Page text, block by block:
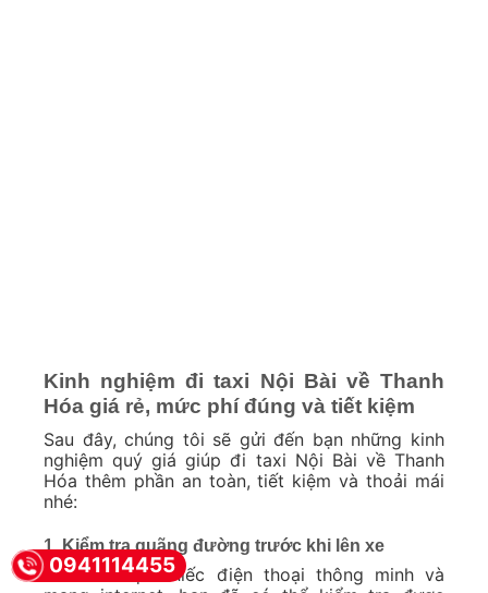
Kinh nghiệm đi taxi Nội Bài về Thanh
Hóa giá rẻ, mức phí đúng và tiết kiệm
Sau đây, chúng tôi sẽ gửi đến bạn những kinh
nghiệm quý giá giúp đi taxi Nội Bài về Thanh
Hóa thêm phần an toàn, tiết kiệm và thoải mái
nhé:
1. Kiểm tra quãng đường trước khi lên xe
Chỉ với một chiếc điện thoại thông minh và
0941114455